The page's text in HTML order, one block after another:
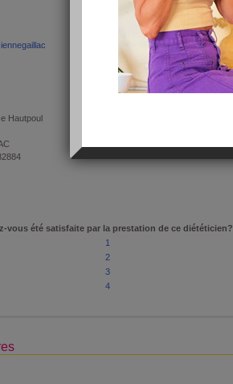
Hautpoul
vous été satisfaite par la prestation de ce diététicien?
1
2
3
4